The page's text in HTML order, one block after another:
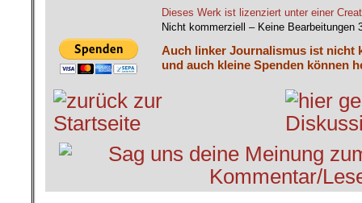
Dieses Werk ist lizenziert unter einer
Nicht kommerziell – Keine Bearbeitungen
Auch linker Journalismus ist nicht
und auch kleine Spenden können